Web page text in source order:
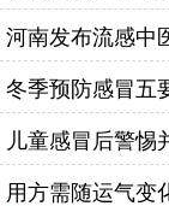
河南发布流感中
冬季预防感冒五
儿童感冒后警惕
用方需随运气变